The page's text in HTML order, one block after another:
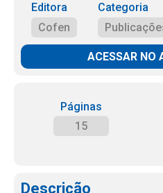
Editora
Cofen
Categoria
ACESSAR NO
Páginas
15
Descrição